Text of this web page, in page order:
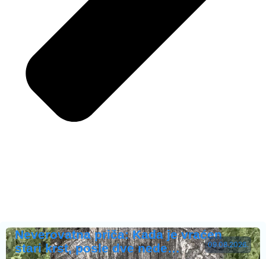
09.08.2026.
Neverovatna priča: Kada je vraćen
stari krst, posle dve nede…